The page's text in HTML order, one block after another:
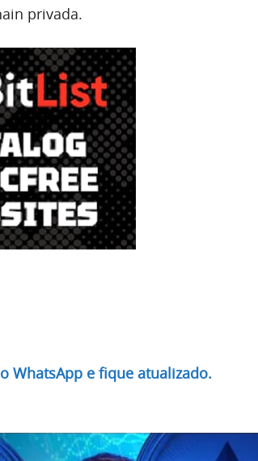
privada.
WhatsApp e fique atualizado.